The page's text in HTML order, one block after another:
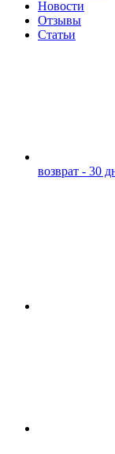
Новости
Отзывы
Статьи
возврат - 30